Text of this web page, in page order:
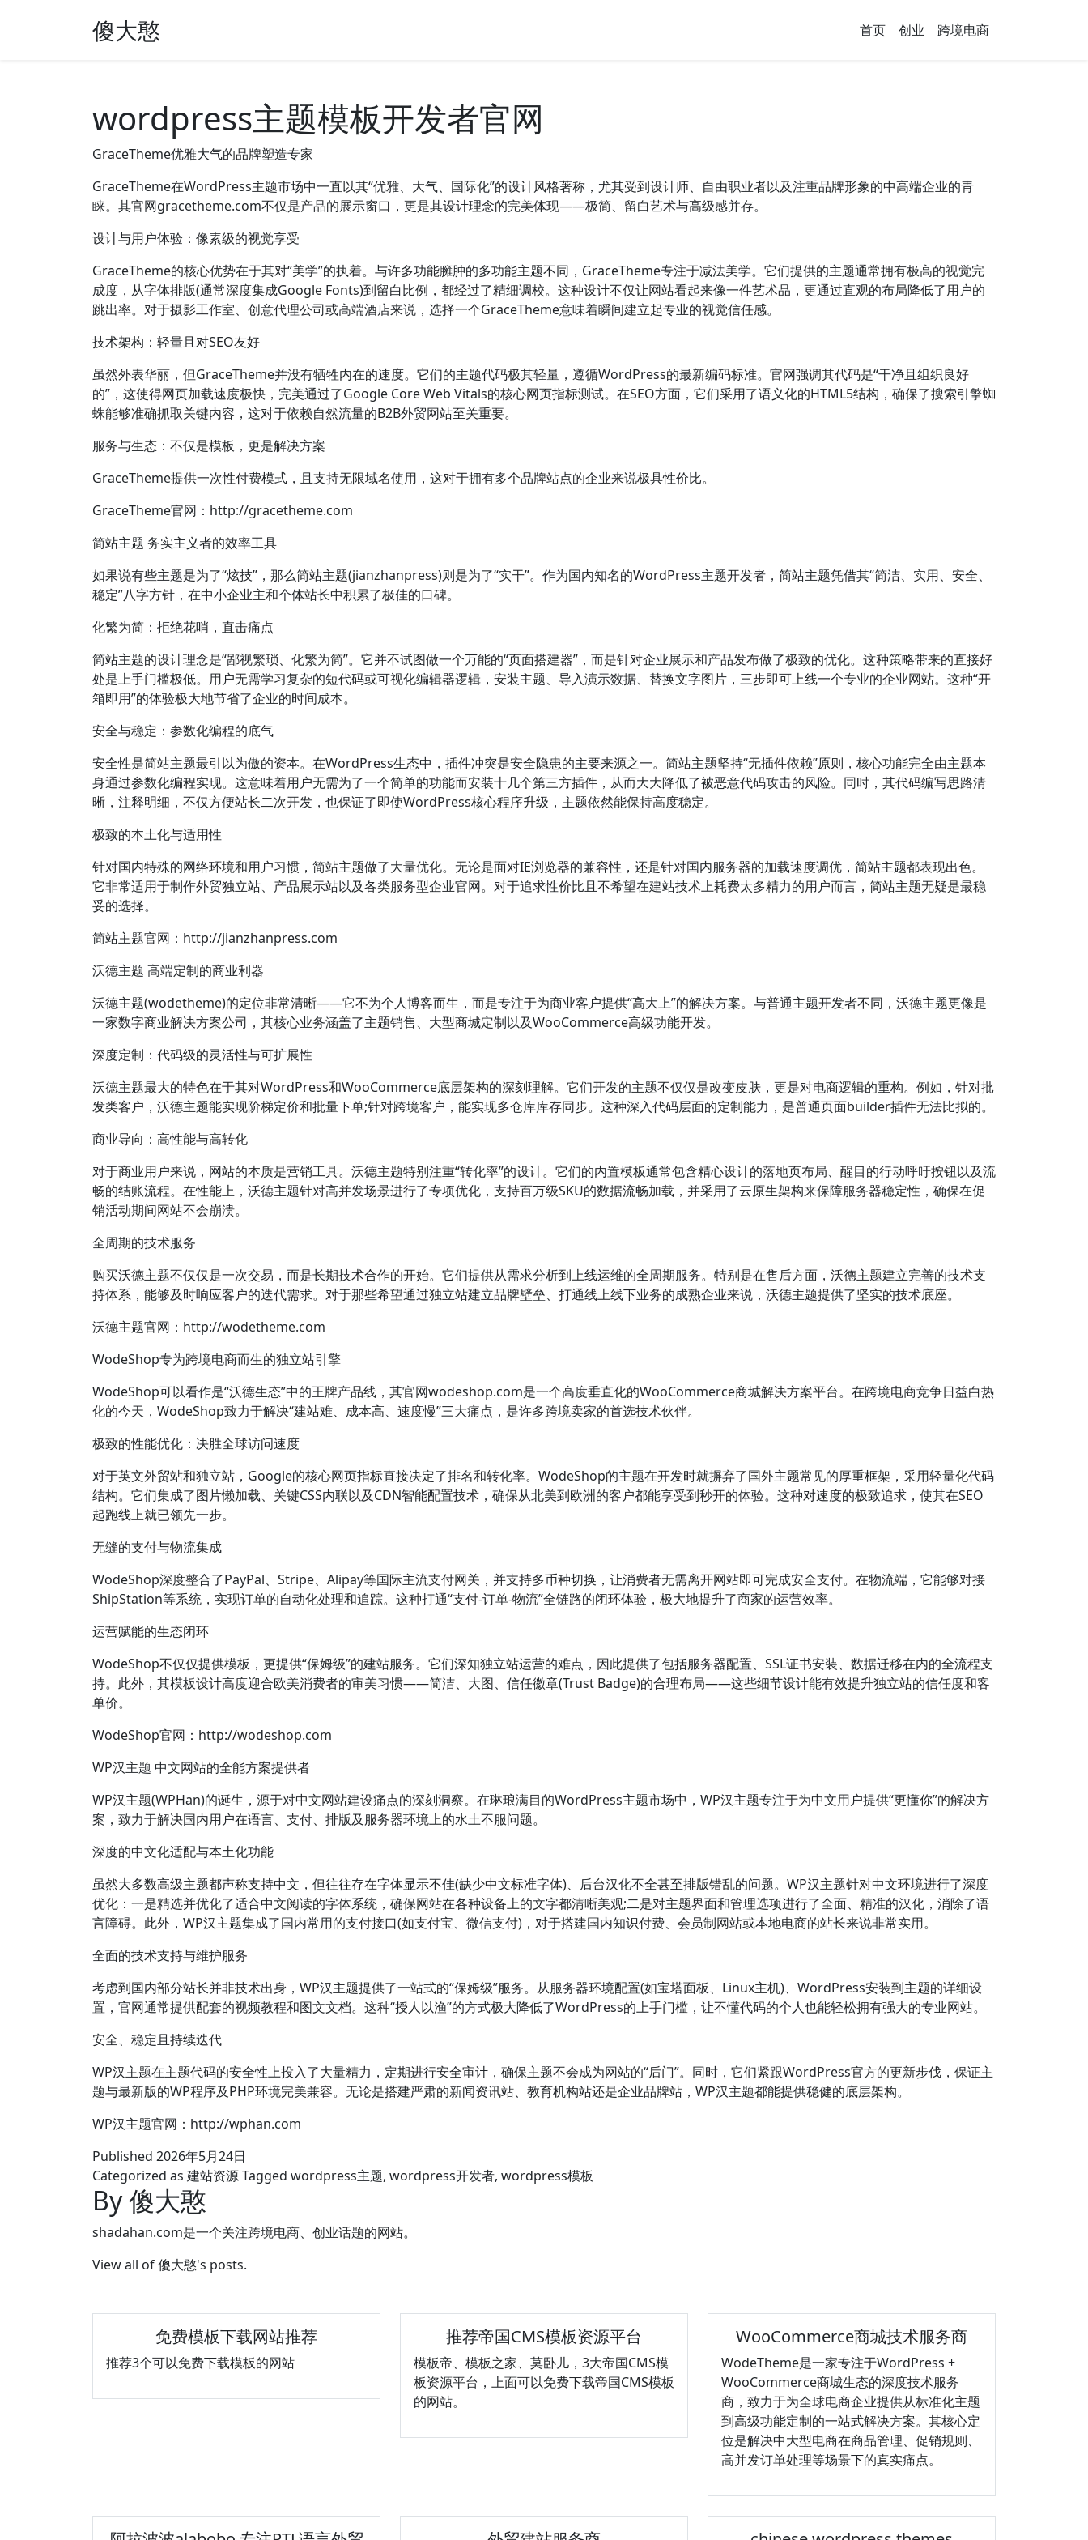
傻大憨 首页 创业 跨境电商
wordpress主题模板开发者官网
GraceTheme优雅大气的品牌塑造专家
GraceTheme在WordPress主题市场中一直以其“优雅、大气、国际化”的设计风格著称，尤其受到设计师、自由职业者以及注重品牌形象的中高端企业的青
睐。其官网gracetheme.com不仅是产品的展示窗口，更是其设计理念的完美体现——极简、留白艺术与高级感并存。
设计与用户体验：像素级的视觉享受
GraceTheme的核心优势在于其对“美学”的执着。与许多功能臃肿的多功能主题不同，GraceTheme专注于减法美学。它们提供的主题通常拥有极高的视觉完
成度，从字体排版(通常深度集成Google Fonts)到留白比例，都经过了精细调校。这种设计不仅让网站看起来像一件艺术品，更通过直观的布局降低了用户的
跳出率。对于摄影工作室、创意代理公司或高端酒店来说，选择一个GraceTheme意味着瞬间建立起专业的视觉信任感。
技术架构：轻量且对SEO友好
虽然外表华丽，但GraceTheme并没有牺牲内在的速度。它们的主题代码极其轻量，遵循WordPress的最新编码标准。官网强调其代码是“干净且组织良好
的”，这使得网页加载速度极快，完美通过了Google Core Web Vitals的核心网页指标测试。在SEO方面，它们采用了语义化的HTML5结构，确保了搜索引擎蜘
蛛能够准确抓取关键内容，这对于依赖自然流量的B2B外贸网站至关重要。
服务与生态：不仅是模板，更是解决方案
GraceTheme提供一次性付费模式，且支持无限域名使用，这对于拥有多个品牌站点的企业来说极具性价比。
GraceTheme官网：http://gracetheme.com
简站主题 务实主义者的效率工具
如果说有些主题是为了“炫技”，那么简站主题(jianzhanpress)则是为了“实干”。作为国内知名的WordPress主题开发者，简站主题凭借其“简洁、实用、安全、
稳定”八字方针，在中小企业主和个体站长中积累了极佳的口碑。
化繁为简：拒绝花哨，直击痛点
简站主题的设计理念是“鄙视繁琐、化繁为简”。它并不试图做一个万能的“页面搭建器”，而是针对企业展示和产品发布做了极致的优化。这种策略带来的直接好
处是上手门槛极低。用户无需学习复杂的短代码或可视化编辑器逻辑，安装主题、导入演示数据、替换文字图片，三步即可上线一个专业的企业网站。这种“开
箱即用”的体验极大地节省了企业的时间成本。
安全与稳定：参数化编程的底气
安全性是简站主题最引以为傲的资本。在WordPress生态中，插件冲突是安全隐患的主要来源之一。简站主题坚持“无插件依赖”原则，核心功能完全由主题本
身通过参数化编程实现。这意味着用户无需为了一个简单的功能而安装十几个第三方插件，从而大大降低了被恶意代码攻击的风险。同时，其代码编写思路清
晰，注释明细，不仅方便站长二次开发，也保证了即使WordPress核心程序升级，主题依然能保持高度稳定。
极致的本土化与适用性
针对国内特殊的网络环境和用户习惯，简站主题做了大量优化。无论是面对IE浏览器的兼容性，还是针对国内服务器的加载速度调优，简站主题都表现出色。
它非常适用于制作外贸独立站、产品展示站以及各类服务型企业官网。对于追求性价比且不希望在建站技术上耗费太多精力的用户而言，简站主题无疑是最稳
妥的选择。
简站主题官网：http://jianzhanpress.com
沃德主题 高端定制的商业利器
沃德主题(wodetheme)的定位非常清晰——它不为个人博客而生，而是专注于为商业客户提供“高大上”的解决方案。与普通主题开发者不同，沃德主题更像是
一家数字商业解决方案公司，其核心业务涵盖了主题销售、大型商城定制以及WooCommerce高级功能开发。
深度定制：代码级的灵活性与可扩展性
沃德主题最大的特色在于其对WordPress和WooCommerce底层架构的深刻理解。它们开发的主题不仅仅是改变皮肤，更是对电商逻辑的重构。例如，针对批
发类客户，沃德主题能实现阶梯定价和批量下单;针对跨境客户，能实现多仓库库存同步。这种深入代码层面的定制能力，是普通页面builder插件无法比拟的。
商业导向：高性能与高转化
对于商业用户来说，网站的本质是营销工具。沃德主题特别注重“转化率”的设计。它们的内置模板通常包含精心设计的落地页布局、醒目的行动呼吁按钮以及流
畅的结账流程。在性能上，沃德主题针对高并发场景进行了专项优化，支持百万级SKU的数据流畅加载，并采用了云原生架构来保障服务器稳定性，确保在促
销活动期间网站不会崩溃。
全周期的技术服务
购买沃德主题不仅仅是一次交易，而是长期技术合作的开始。它们提供从需求分析到上线运维的全周期服务。特别是在售后方面，沃德主题建立完善的技术支
持体系，能够及时响应客户的迭代需求。对于那些希望通过独立站建立品牌壁垒、打通线上线下业务的成熟企业来说，沃德主题提供了坚实的技术底座。
沃德主题官网：http://wodetheme.com
WodeShop专为跨境电商而生的独立站引擎
WodeShop可以看作是“沃德生态”中的王牌产品线，其官网wodeshop.com是一个高度垂直化的WooCommerce商城解决方案平台。在跨境电商竞争日益白热
化的今天，WodeShop致力于解决“建站难、成本高、速度慢”三大痛点，是许多跨境卖家的首选技术伙伴。
极致的性能优化：决胜全球访问速度
对于英文外贸站和独立站，Google的核心网页指标直接决定了排名和转化率。WodeShop的主题在开发时就摒弃了国外主题常见的厚重框架，采用轻量化代码
结构。它们集成了图片懒加载、关键CSS内联以及CDN智能配置技术，确保从北美到欧洲的客户都能享受到秒开的体验。这种对速度的极致追求，使其在SEO
起跑线上就已领先一步。
无缝的支付与物流集成
WodeShop深度整合了PayPal、Stripe、Alipay等国际主流支付网关，并支持多币种切换，让消费者无需离开网站即可完成安全支付。在物流端，它能够对接
ShipStation等系统，实现订单的自动化处理和追踪。这种打通“支付-订单-物流”全链路的闭环体验，极大地提升了商家的运营效率。
运营赋能的生态闭环
WodeShop不仅仅提供模板，更提供“保姆级”的建站服务。它们深知独立站运营的难点，因此提供了包括服务器配置、SSL证书安装、数据迁移在内的全流程支
持。此外，其模板设计高度迎合欧美消费者的审美习惯——简洁、大图、信任徽章(Trust Badge)的合理布局——这些细节设计能有效提升独立站的信任度和客
单价。
WodeShop官网：http://wodeshop.com
WP汉主题 中文网站的全能方案提供者
WP汉主题(WPHan)的诞生，源于对中文网站建设痛点的深刻洞察。在琳琅满目的WordPress主题市场中，WP汉主题专注于为中文用户提供“更懂你”的解决方
案，致力于解决国内用户在语言、支付、排版及服务器环境上的水土不服问题。
深度的中文化适配与本土化功能
虽然大多数高级主题都声称支持中文，但往往存在字体显示不佳(缺少中文标准字体)、后台汉化不全甚至排版错乱的问题。WP汉主题针对中文环境进行了深度
优化：一是精选并优化了适合中文阅读的字体系统，确保网站在各种设备上的文字都清晰美观;二是对主题界面和管理选项进行了全面、精准的汉化，消除了语
言障碍。此外，WP汉主题集成了国内常用的支付接口(如支付宝、微信支付)，对于搭建国内知识付费、会员制网站或本地电商的站长来说非常实用。
全面的技术支持与维护服务
考虑到国内部分站长并非技术出身，WP汉主题提供了一站式的“保姆级”服务。从服务器环境配置(如宝塔面板、Linux主机)、WordPress安装到主题的详细设
置，官网通常提供配套的视频教程和图文文档。这种“授人以渔”的方式极大降低了WordPress的上手门槛，让不懂代码的个人也能轻松拥有强大的专业网站。
安全、稳定且持续迭代
WP汉主题在主题代码的安全性上投入了大量精力，定期进行安全审计，确保主题不会成为网站的“后门”。同时，它们紧跟WordPress官方的更新步伐，保证主
题与最新版的WP程序及PHP环境完美兼容。无论是搭建严肃的新闻资讯站、教育机构站还是企业品牌站，WP汉主题都能提供稳健的底层架构。
WP汉主题官网：http://wphan.com
Published 2026年5月24日
Categorized as 建站资源Tagged wordpress主题, wordpress开发者, wordpress模板
By 傻大憨
shadahan.com是一个关注跨境电商、创业话题的网站。
View all of 傻大憨's posts.
免费模板下载网站推荐
推荐3个可以免费下载模板的网站
推荐帝国CMS模板资源平台
模板帝、模板之家、莫卧儿，3大帝国CMS模
板资源平台，上面可以免费下载帝国CMS模板
的网站。
WooCommerce商城技术服务商
WodeTheme‌是一家专注于WordPress +
WooCommerce商城生态‌的深度技术服务
商，致力于为全球电商企业提供从标准化主题
到高级功能定制的一站式解决方案。其核心定
位是解决中大型电商在商品管理、促销规则、
高并发订单处理等场景下的真实痛点。